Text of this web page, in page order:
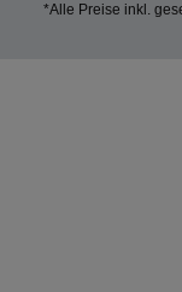
*Alle Preise inkl.